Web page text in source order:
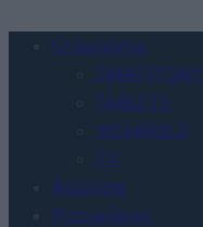
Urządzenia
SMARTFONY
TABLETY
WEARABLE
TV
Recenzje
Porównania